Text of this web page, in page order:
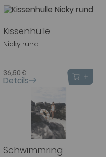
Kissenhülle
Nicky rund
36,50 €
Details
Schwimmring